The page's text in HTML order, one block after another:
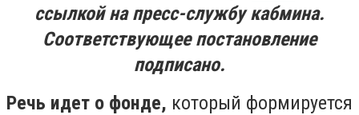
ссылкой на пресс-службу кабмина.
Соответствующее постановление
подписано.
Речь идет о фонде, который формируется